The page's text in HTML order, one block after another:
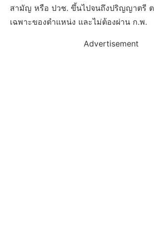
สามัญ หรือ ปวช. ขึ้นไปจนถึงปริญญาตรี
เฉพาะของตำแหน่ง และไม่ต้องผ่าน ก.พ.
Advertisement